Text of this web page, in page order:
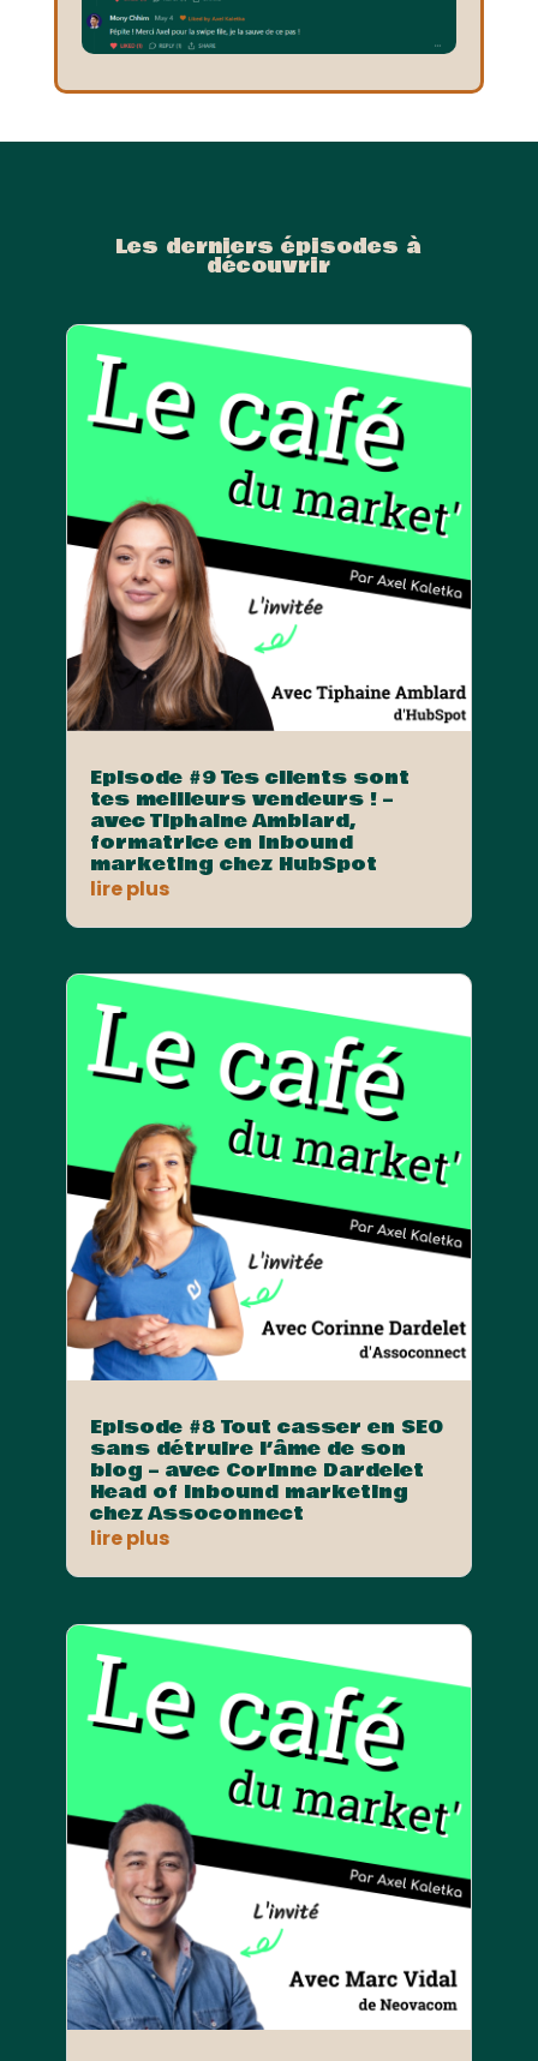
Les derniers épisodes à
découvrir
Episode #9 Tes clients sont
tes meilleurs vendeurs ! –
avec Tiphaine Amblard,
formatrice en Inbound
marketing chez HubSpot
lire plus
Episode #8 Tout casser en SEO
sans détruire l’âme de son
blog – avec Corinne Dardelet
Head of Inbound marketing
chez Assoconnect
lire plus